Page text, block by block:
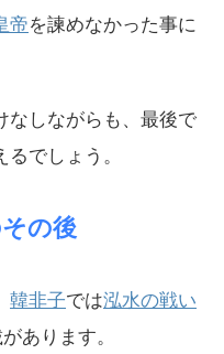
帝を諫めなかった事に
なしながらも、最後で
でしょう。
の後
韓非子では泓水の戦い
あります。